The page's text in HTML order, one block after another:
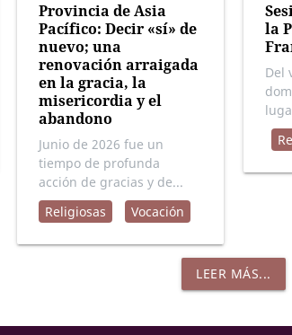
Provincia de Asia
Pacífico: Decir «sí» de
nuevo; una
renovación arraigada
en la gracia, la
misericordia y el
abandono
Junio de 2026 fue un
tiempo de profunda
acción de gracias y de...
Religiosas
Vocación
la
Del
LEER MÁS...